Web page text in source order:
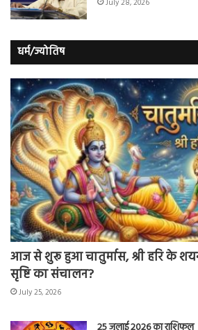
July 28, 2026
धर्म/ज्योतिष
आज से शुरू हुआ चातुर्मास, श्री हरि के
सृष्टि का संचालन?
July 25, 2026